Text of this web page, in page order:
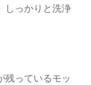
しっかりと洗浄
残っているモッ